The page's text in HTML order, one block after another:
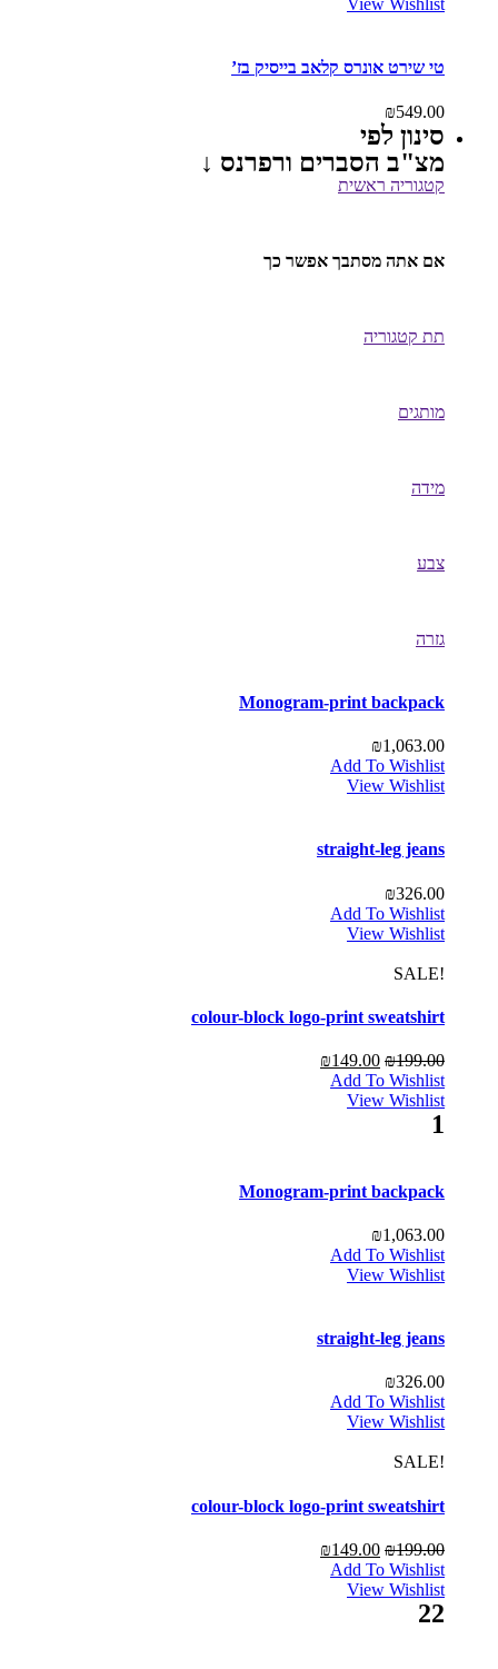
View Wishlist
טי שירט אונרס קלאב בייסיק בז’
₪549.00
סינון לפי
מצ"ב הסברים ורפרנס ↓
קטגוריה ראשית
אם אתה מסתבך אפשר כך
תת קטגוריה
מותגים
מידה
צבע
גזרה
Monogram-print backpack
₪1,063.00
Add To Wishlist
View Wishlist
straight-leg jeans
₪326.00
Add To Wishlist
View Wishlist
!SALE
colour-block logo-print sweatshirt
₪199.00
₪149.00
Add To Wishlist
View Wishlist
1
Monogram-print backpack
₪1,063.00
Add To Wishlist
View Wishlist
straight-leg jeans
₪326.00
Add To Wishlist
View Wishlist
!SALE
colour-block logo-print sweatshirt
₪199.00
₪149.00
Add To Wishlist
View Wishlist
22